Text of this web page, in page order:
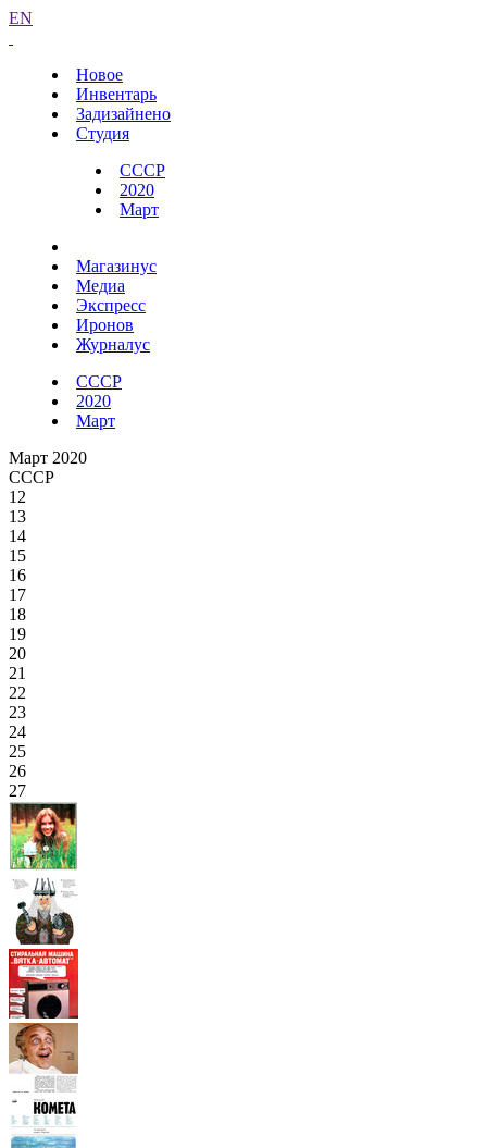
EN
Новое
Инвентарь
Задизайнено
Студия
СССР
2020
Март
Магазинус
Медиа
Экспресс
Иронов
Журналус
СССР
2020
Март
Март 2020
СССР
12
13
14
15
16
17
18
19
20
21
22
23
24
25
26
27